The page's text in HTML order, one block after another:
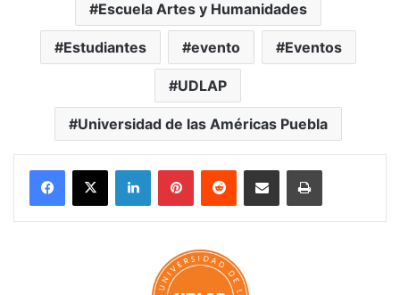
Escuela Artes y Humanidades
Estudiantes evento Eventos
UDLAP
Universidad de las Américas Puebla
LinkedInPinterestReddit Share via Email Print